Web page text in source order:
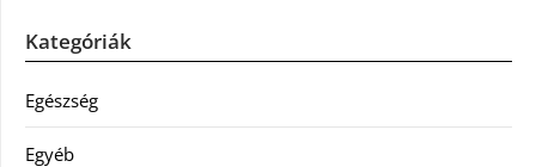
Kategóriák
Egészség
Egyéb